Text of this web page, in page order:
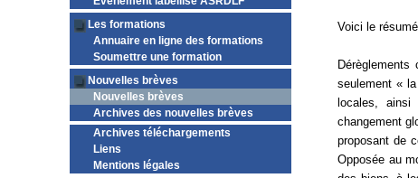
Les formations
Annuaire en ligne des formations
Soumettre une formation
Nouvelles brèves
Nouvelles brèves
Archives des nouvelles brèves
Archives téléchargements
Liens
Mentions légales
Voici le
seulement «
locales,
changement
proposant de
Opposée au